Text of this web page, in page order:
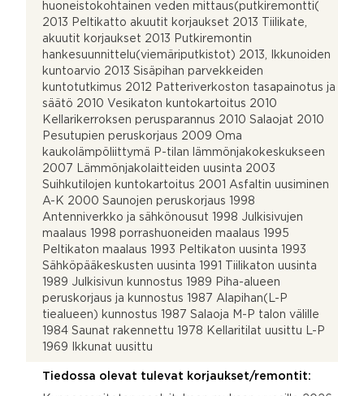
huoneistokohtainen veden mittaus(putkiremontti(
2013 Peltikatto akuutit korjaukset 2013 Tiilikate,
akuutit korjaukset 2013 Putkiremontin
hankesuunnittelu(viemäriputkistot) 2013, Ikkunoiden
kuntoarvio 2013 Sisäpihan parvekkeiden
kuntotutkimus 2012 Patteriverkoston tasapainotus ja
säätö 2010 Vesikaton kuntokartoitus 2010
Kellarikerroksen perusparannus 2010 Salaojat 2010
Pesutupien peruskorjaus 2009 Oma
kaukolämpöliittymä P-tilan lämmönjakokeskukseen
2007 Lämmönjakolaitteiden uusinta 2003
Suihkutilojen kuntokartoitus 2001 Asfaltin uusiminen
A-K 2000 Saunojen peruskorjaus 1998
Antenniverkko ja sähkönousut 1998 Julkisivujen
maalaus 1998 porrashuoneiden maalaus 1995
Peltikaton maalaus 1993 Peltikaton uusinta 1993
Sähköpääkeskusten uusinta 1991 Tiilikaton uusinta
1989 Julkisivun kunnostus 1989 Piha-alueen
peruskorjaus ja kunnostus 1987 Alapihan(L-P
tiealueen) kunnostus 1987 Salaoja M-P talon välille
1984 Saunat rakennettu 1978 Kellaritilat uusittu L-P
1969 Ikkunat uusittu
Tiedossa olevat tulevat korjaukset/remontit: